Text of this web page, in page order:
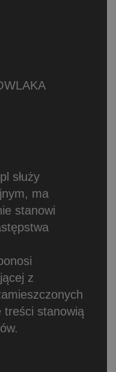
służy
ma
stanowi
z
treści stanowią